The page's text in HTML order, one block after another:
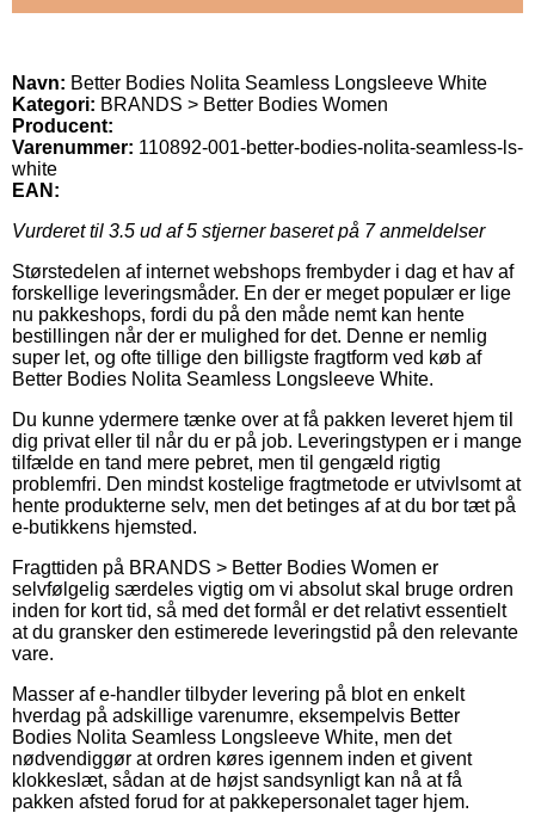
Navn: Better Bodies Nolita Seamless Longsleeve White
Kategori: BRANDS > Better Bodies Women
Producent:
Varenummer: 110892-001-better-bodies-nolita-seamless-ls-
white
EAN:
Vurderet til 3.5 ud af 5 stjerner baseret på 7anmeldelser
Størstedelen af internet webshops frembyder i dag et hav af
forskellige leveringsmåder. En der er meget populær er lige
nu pakkeshops, fordi du på den måde nemt kan hente
bestillingen når der er mulighed for det. Denne er nemlig
super let, og ofte tillige den billigste fragtform ved køb af
Better Bodies Nolita Seamless Longsleeve White.
Du kunne ydermere tænke over at få pakken leveret hjem til
dig privat eller til når du er på job. Leveringstypen er i mange
tilfælde en tand mere pebret, men til gengæld rigtig
problemfri. Den mindst kostelige fragtmetode er utvivlsomt at
hente produkterne selv, men det betinges af at du bor tæt på
e-butikkens hjemsted.
Fragttiden på BRANDS > Better Bodies Women er
selvfølgelig særdeles vigtig om vi absolut skal bruge ordren
inden for kort tid, så med det formål er det relativt essentielt
at du gransker den estimerede leveringstid på den relevante
vare.
Masser af e-handler tilbyder levering på blot en enkelt
hverdag på adskillige varenumre, eksempelvis Better
Bodies Nolita Seamless Longsleeve White, men det
nødvendiggør at ordren køres igennem inden et givent
klokkeslæt, sådan at de højst sandsynligt kan nå at få
pakken afsted forud for at pakkepersonalet tager hjem.